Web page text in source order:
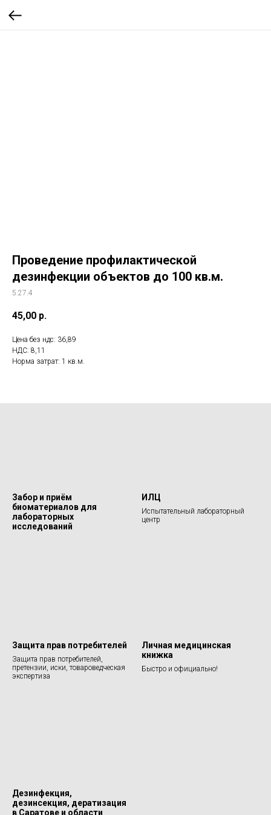
Проведение профилактической
дезинфекции объектов до 100 кв.м.
5.27.4
45,00 р.
Цена без ндс: 36,89
НДС: 8,11
Норма затрат: 1 кв.м.
Забор и приём
биоматериалов для
лабораторных
исследований
ИЛЦ
Испытательный лабораторный
центр
Защита прав потребителей
Защита прав потребителей,
претензии, иски, товароведческая
экспертиза
Личная медицинская
книжка
Быстро и официально!
Дезинфекция,
дезинсекция, дератизация
в Саратове и области